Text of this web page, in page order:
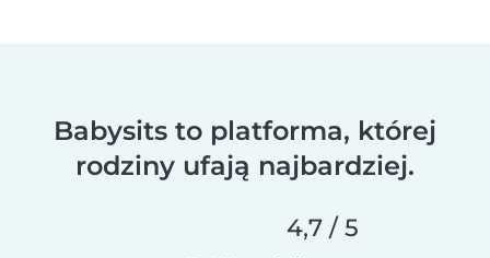
Babysits to platforma, której
rodziny ufają najbardziej.
4,7 / 5